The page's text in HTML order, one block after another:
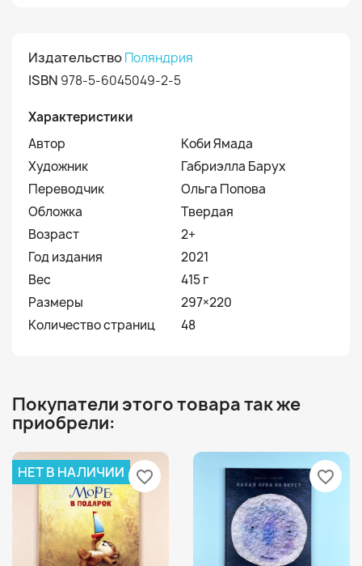
ИздательствоПоляндрия
ISBN 978-5-6045049-2-5
Характеристики
Автор
Коби Ямада
Художник
Габриэлла Барух
Переводчик
Ольга Попова
Обложка
Твердая
Возраст
2+
Год издания
2021
Вес
415 г
Размеры
297×220
Количество страниц
48
Покупатели этого товара так же
приобрели:
НЕТ В НАЛИЧИИ favorite_border favorite_border